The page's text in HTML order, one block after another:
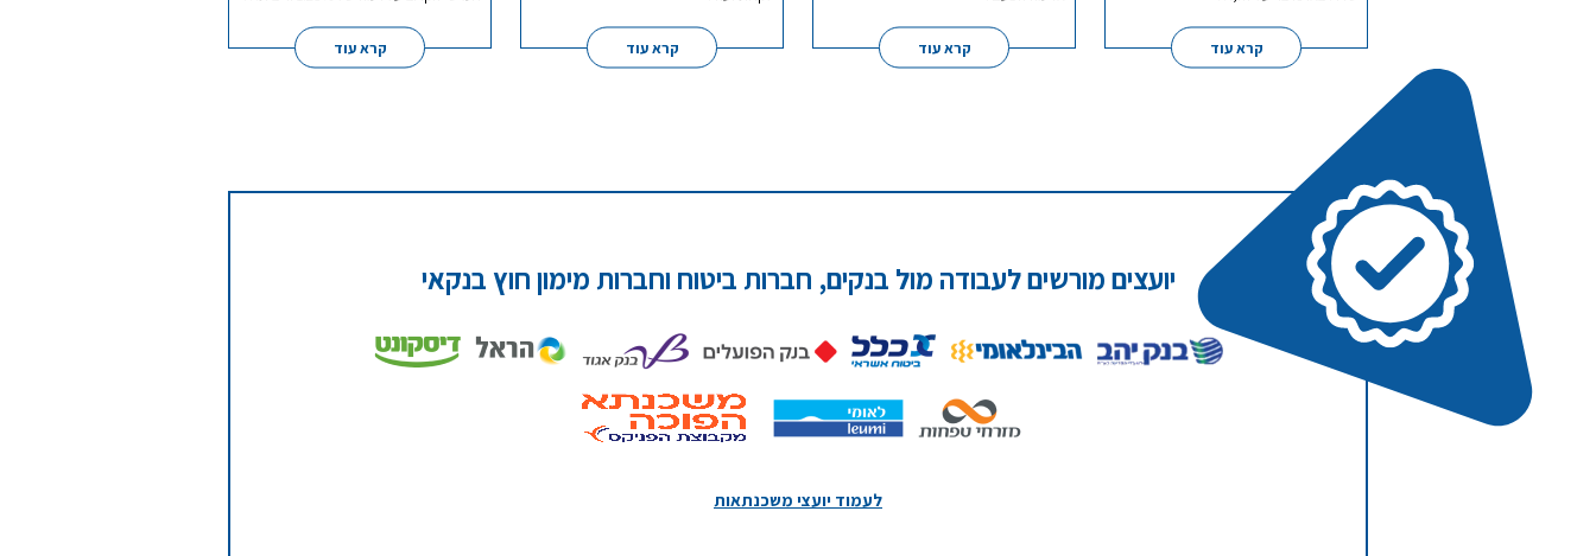
קרא עוד קרא עוד קרא עוד קרא עוד
יועצים מורשים לעבודה מול בנקים, חברות ביטוח וחברות מימון חוץ בנקאי
לעמוד יועצי משכנתאות